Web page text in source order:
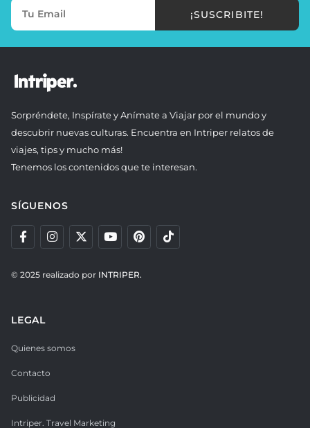
¡SUSCRIBITE!
Sorpréndete, Inspírate y Anímate a Viajar por el mundo y
descubrir nuevas culturas. Encuentra en Intriper relatos de
viajes, tips y mucho más!
Tenemos los contenidos que te interesan.
SÍGUENOS
© 2025 realizado por INTRIPER.
LEGAL
Quienes somos
Contacto
Publicidad
Intriper. Travel Marketing